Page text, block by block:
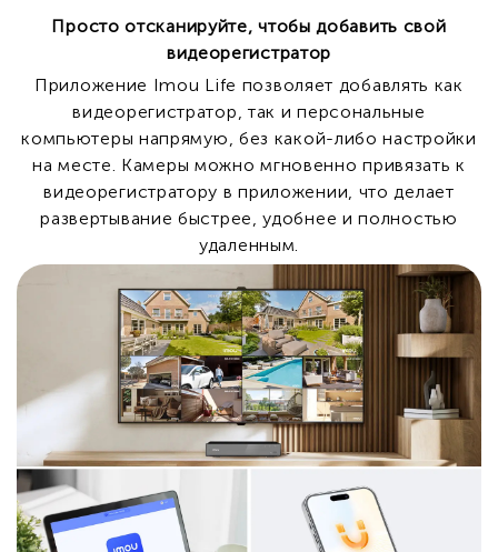
Просто отсканируйте, чтобы добавить свой
видеорегистратор
Приложение Imou Life позволяет добавлять как
видеорегистратор, так и персональные
компьютеры напрямую, без какой-либо настройки
на месте. Камеры можно мгновенно привязать к
видеорегистратору в приложении, что делает
развертывание быстрее, удобнее и полностью
удаленным.